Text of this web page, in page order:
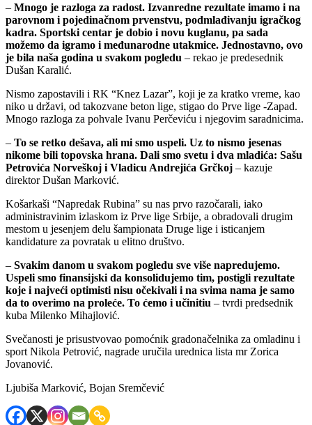
– Mnogo je razloga za radost. Izvanredne rezultate imamo i na
parovnom i pojedinačnom prvenstvu, podmlađivanju igračkog
kadra. Sportski centar je dobio i novu kuglanu, pa sada
možemo da igramo i međunarodne utakmice. Jednostavno, ovo
je bila naša godina u svakom pogledu – rekao je predesednik
Dušan Karalić.
Nismo zapostavili i RK “Knez Lazar”, koji je za kratko vreme, kao
niko u državi, od takozvane beton lige, stigao do Prve lige -Zapad.
Mnogo razloga za pohvale Ivanu Perčeviću i njegovim saradnicima.
– To se retko dešava, ali mi smo uspeli. Uz to nismo jesenas
nikome bili topovska hrana. Dali smo svetu i dva mladića: Sašu
Petrovića Norveškoj i Vladicu Andrejića Grčkoj – kazuje
direktor Dušan Marković.
Košarkaši “Napredak Rubina” su nas prvo razočarali, iako
administravinim izlaskom iz Prve lige Srbije, a obradovali drugim
mestom u jesenjem delu šampionata Druge lige i isticanjem
kandidature za povratak u elitno društvo.
– Svakim danom u svakom pogledu sve više napredujemo.
Uspeli smo finansijski da konsolidujemo tim, postigli rezultate
koje i najveći optimisti nisu očekivali i na svima nama je samo
da to overimo na proleće. To ćemo i učinitiu – tvrdi predsednik
kuba Milenko Mihajlović.
Svečanosti je prisustvovao pomoćnik gradonačelnika za omladinu i
sport Nikola Petrović, nagrade uručila urednica lista mr Zorica
Jovanović.
Ljubiša Marković, Bojan Sremčević